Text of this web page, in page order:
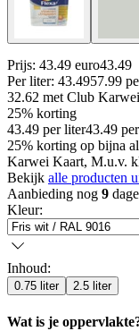
Prijs: 43.49 euro43.49
Per liter: 43.4957.99
32.62 met Club Karwei
25% korting
43.49 per liter43.49 per
25% korting op bijna
Karwei Kaart, M.u.v.
Bekijk alle producten
Aanbieding nog 9
Kleur:
Inhoud:
0.75 liter 2.5 liter
Wat is je